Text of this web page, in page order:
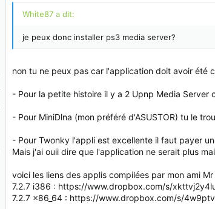
White87 a dit:
je peux donc installer ps3 media server?
non tu ne peux pas car l'application doit avoir été
- Pour la petite histoire il y a 2 Upnp Media
- Pour MiniDlna (mon préféré d'ASUSTOR) tu le
- Pour Twonky l'appli est excellente il faut payer
Mais j'ai ouii dire que l'application ne serait plus
voici les liens des applis compilées par mon ami Mr
7.2.7 i386 : https://www.dropbox.com/s/
7.2.7 x86_64 : https://www.dropbox.com/s/